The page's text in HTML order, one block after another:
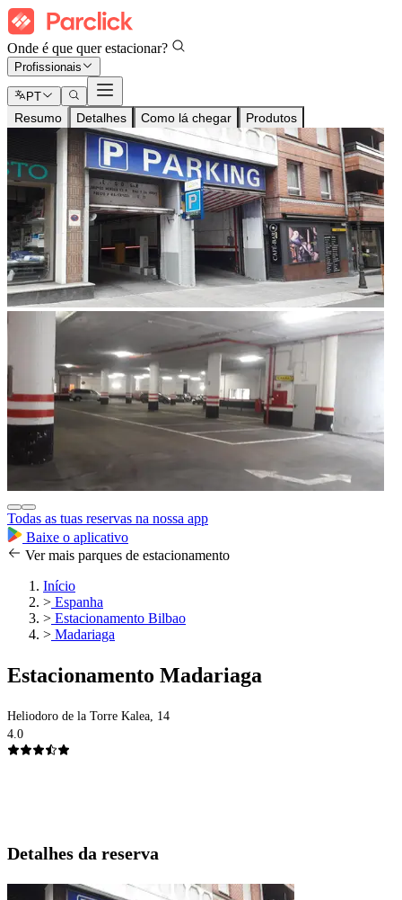
Onde é que quer estacionar?
Profissionais
PT
Resumo Detalhes Como lá chegar Produtos
Todas as tuas reservas na nossa app
Baixe o aplicativo
Ver mais parques de estacionamento
Início
> Espanha
> Estacionamento Bilbao
> Madariaga
Estacionamento Madariaga
Heliodoro de la Torre Kalea, 14
4.0
Detalhes da reserva